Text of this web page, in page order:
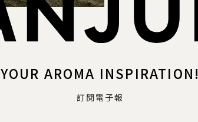
YOUR AROMA INSPIRATION!
訂閱電子報